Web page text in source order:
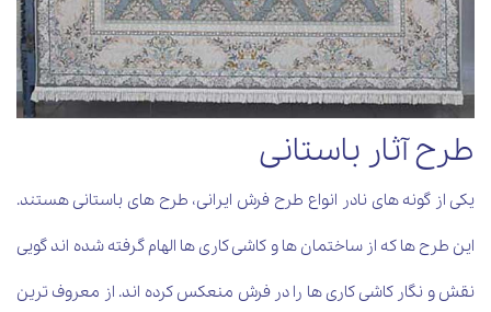
طرح آثار باستانی
یکی از گونه های نادر انواع طرح فرش ایرانی، طرح های باستانی هستند.
این طرح ها که از ساختمان ها و کاشی کاری ها الهام گرفته شده اند گویی
نقش و نگار کاشی کاری ها را در فرش منعکس کرده اند. از معروف ترین